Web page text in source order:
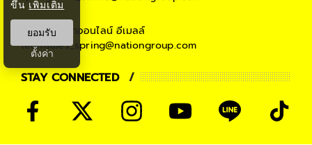
ติดต่อโฆษณาออนไลน์ อีเมลล์
teamsales_spring@nationgroup.com
STAY CONNECTED
ขึ้นเพิ่มเติม
ยอมรับ
ตั้งค่า